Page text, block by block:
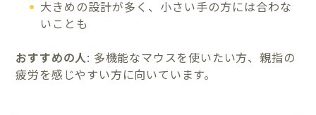
大きめの設計が多く、小さい手の方には合わな
いことも
おすすめの人: 多機能なマウスを使いたい方、親指の
疲労を感じやすい方に向いています。